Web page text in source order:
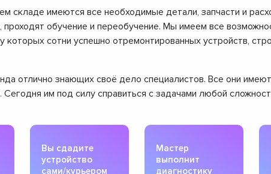
складе имеются все необходимые детали, запчасти и
обучение и переобучение. Мы имеем все
которых сотни успешно отремонтированных устройств,
отлично знающих своё дело специалистов. Все они
Сегодня им под силу справиться с задачами любой
Вы сдадите
устройство
сами/курьером
Мастер
выполнит
диагностику